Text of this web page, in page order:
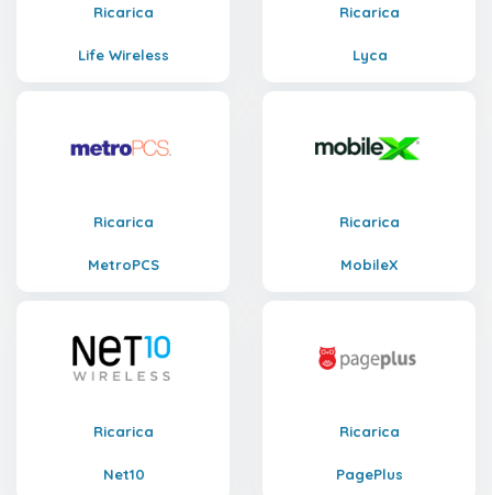
Ricarica
Life Wireless
Ricarica
Lyca
Ricarica
MetroPCS
Ricarica
MobileX
Ricarica
Net10
Ricarica
PagePlus